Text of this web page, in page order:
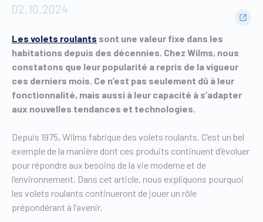
02.10.2024
Les volets roulants sont une valeur fixe dans les
habitations depuis des décennies. Chez Wilms, nous
constatons que leur popularité a repris de la vigueur
ces derniers mois. Ce n’est pas seulement dû à leur
fonctionnalité, mais aussi à leur capacité à s’adapter
aux nouvelles tendances et technologies.
Depuis 1975, Wilms fabrique des volets roulants. C’est un bel
exemple de la manière dont ces produits continuent d’évoluer
pour répondre aux besoins de la vie moderne et de
l’environnement. Dans cet article, nous expliquons pourquoi
les volets roulants continueront de jouer un rôle
prépondérant à l’avenir.